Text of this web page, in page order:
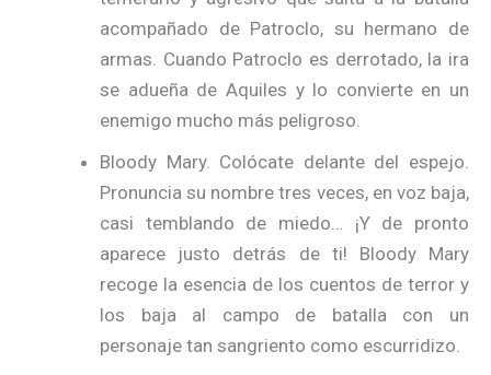
acompañado de Patroclo, su hermano de
armas. Cuando Patroclo es derrotado, la ira
se adueña de Aquiles y lo convierte en un
enemigo mucho más peligroso.
Bloody Mary. Colócate delante del espejo.
Pronuncia su nombre tres veces, en voz baja,
casi temblando de miedo… ¡Y de pronto
aparece justo detrás de ti! Bloody Mary
recoge la esencia de los cuentos de terror y
los baja al campo de batalla con un
personaje tan sangriento como escurridizo.